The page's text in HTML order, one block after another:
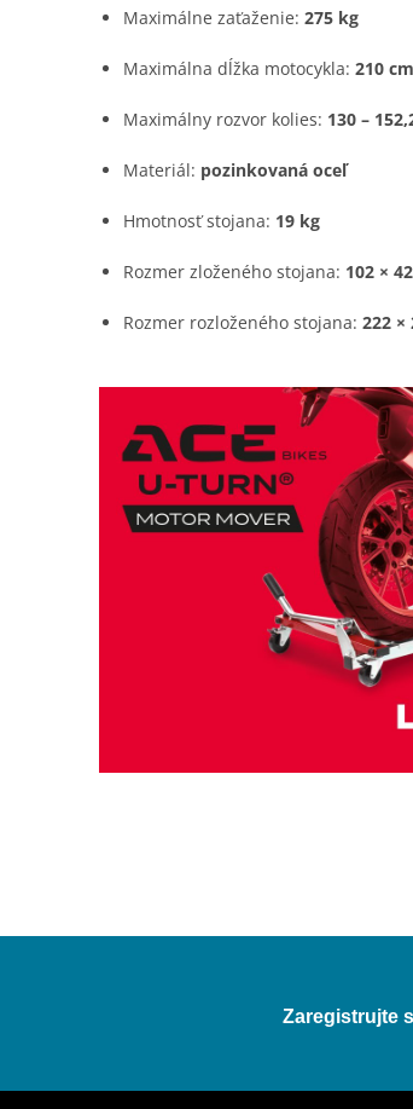
Maximálne zaťaženie: 275 kg
Maximálna dĺžka motocykla: 210 cm
Maximálny rozvor kolies: 130 –
Materiál: pozinkovaná oceľ
Hmotnosť stojana: 19 kg
Rozmer zloženého stojana: 102 ×
Rozmer rozloženého stojana: 222 ×
Zaregistrujte